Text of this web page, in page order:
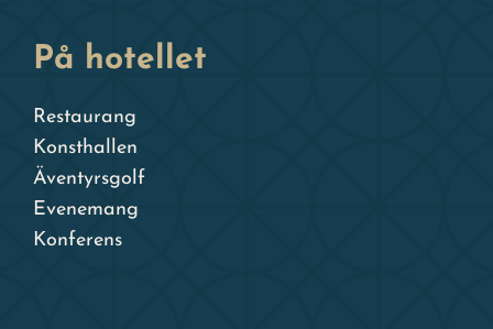
På hotellet
Restaurang
Konsthallen
Äventyrsgolf
Evenemang
Konferens